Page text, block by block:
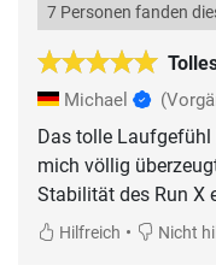
7 Personen fanden
Michael
Das tolle Laufgefühl
mich völlig
Stabilität des Run X
Hilfreich • Nicht